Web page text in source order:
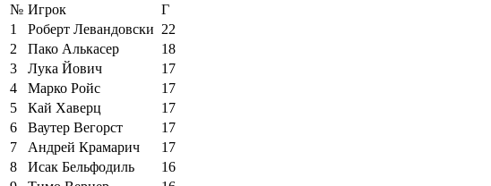
№ Игрок
Г
1
Роберт Левандовски 22
2
Пако Алькасер
18
3
Лука Йович
17
4
Марко Ройс
17
5
Кай Хаверц
17
6
Ваутер Вегорст
17
7
Андрей Крамарич
17
8
Исак Бельфодиль
16